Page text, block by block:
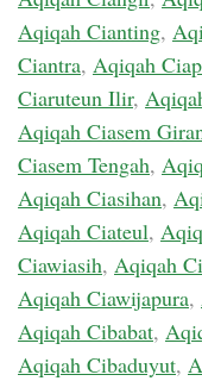
Aqiqah Cianting,
Ciantra, Aqiqah
Ciaruteun Ilir,
Aqiqah Ciasem
Ciasem Tengah,
Aqiqah Ciasihan,
Aqiqah Ciateul,
Ciawiasih, Aqiqah
Aqiqah Ciawijapura,
Aqiqah Cibabat,
Aqiqah Cibaduyut,